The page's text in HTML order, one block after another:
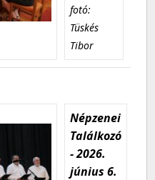
fotó:
Tüskés
Tibor
Népzenei
Találkozó
- 2026.
június 6.